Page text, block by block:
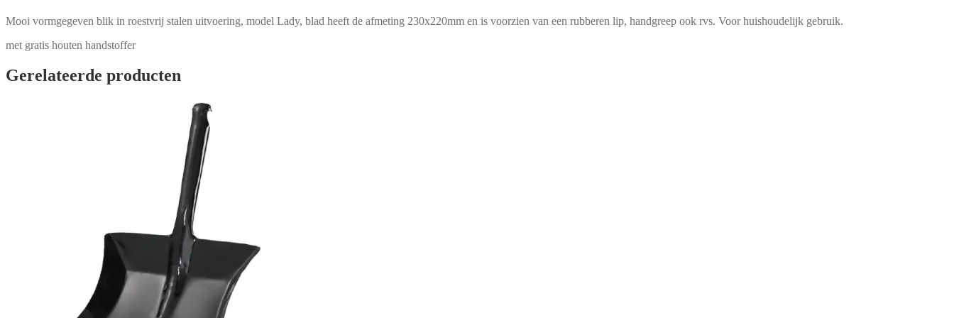
Mooi vormgegeven blik in roestvrij stalen uitvoering, model Lady, blad heeft de afmeting 230x220mm en is voorzien van een rubberen lip, handgreep ook rvs. Voor huishoudelijk gebruik.
met gratis houten handstoffer
Gerelateerde producten